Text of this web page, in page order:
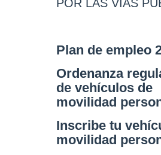
POR LAS VÍAS
Plan de empleo
Ordenanza
de vehículos de
movilidad
Inscribe tu
movilidad